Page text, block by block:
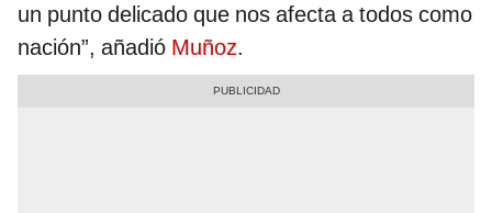
un punto delicado que nos afecta a todos como
nación”, añadió Muñoz.